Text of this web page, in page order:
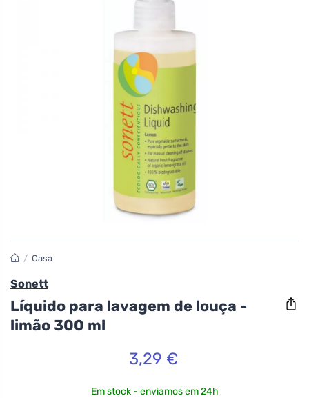
/ Casa
Sonett
Líquido para lavagem de louça -
limão 300 ml
3,29 €
Em stock - enviamos em 24h